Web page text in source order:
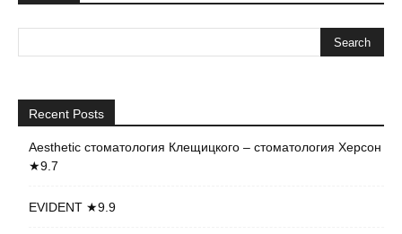
Recent Posts
Aesthetic стоматология Клещицкого – стоматология Херсон
★9.7
EVIDENT ★9.9